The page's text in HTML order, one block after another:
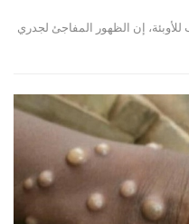
إن الظهور المفاجئ لجدري